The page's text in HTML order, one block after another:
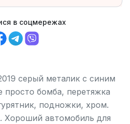
в соцмережах
серый металик с синим
просто бомба, перетяжка
подножки, хром.
Хороший автомобиль для